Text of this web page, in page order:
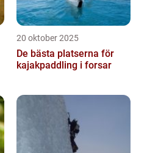
20 oktober 2025
De bästa platserna för
kajakpaddling i forsar